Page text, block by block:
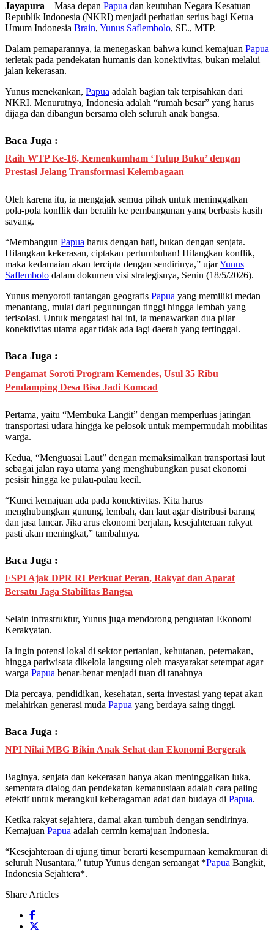
Jayapura – Masa depan Papua dan keutuhan Negara Kesatuan
Republik Indonesia (NKRI) menjadi perhatian serius bagi Ketua
Umum Indonesia Brain, Yunus Saflembolo, SE., MTP.
Dalam pemaparannya, ia menegaskan bahwa kunci kemajuan Papua
terletak pada pendekatan humanis dan konektivitas, bukan melalui
jalan kekerasan.
Yunus menekankan, Papua adalah bagian tak terpisahkan dari
NKRI. Menurutnya, Indonesia adalah “rumah besar” yang harus
dijaga dan dibangun bersama oleh seluruh anak bangsa.
Baca Juga :
Raih WTP Ke-16, Kemenkumham ‘Tutup Buku’ dengan
Prestasi Jelang Transformasi Kelembagaan
Oleh karena itu, ia mengajak semua pihak untuk meninggalkan
pola-pola konflik dan beralih ke pembangunan yang berbasis kasih
sayang.
“Membangun Papua harus dengan hati, bukan dengan senjata.
Hilangkan kekerasan, ciptakan pertumbuhan! Hilangkan konflik,
maka kedamaian akan tercipta dengan sendirinya,” ujarYunus
Saflembolo dalam dokumen visi strategisnya, Senin (18/5/2026).
Yunus menyoroti tantangan geografis Papua yang memiliki medan
menantang, mulai dari pegunungan tinggi hingga lembah yang
terisolasi. Untuk mengatasi hal ini, ia menawarkan dua pilar
konektivitas utama agar tidak ada lagi daerah yang tertinggal.
Baca Juga :
Pengamat Soroti Program Kemendes, Usul 35 Ribu
Pendamping Desa Bisa Jadi Komcad
Pertama, yaitu “Membuka Langit” dengan memperluas jaringan
transportasi udara hingga ke pelosok untuk mempermudah mobilitas
warga.
Kedua, “Menguasai Laut” dengan memaksimalkan transportasi laut
sebagai jalan raya utama yang menghubungkan pusat ekonomi
pesisir hingga ke pulau-pulau kecil.
“Kunci kemajuan ada pada konektivitas. Kita harus
menghubungkan gunung, lembah, dan laut agar distribusi barang
dan jasa lancar. Jika arus ekonomi berjalan, kesejahteraan rakyat
pasti akan meningkat,” tambahnya.
Baca Juga :
FSPI Ajak DPR RI Perkuat Peran, Rakyat dan Aparat
Bersatu Jaga Stabilitas Bangsa
Selain infrastruktur, Yunus juga mendorong penguatan Ekonomi
Kerakyatan.
Ia ingin potensi lokal di sektor pertanian, kehutanan, peternakan,
hingga pariwisata dikelola langsung oleh masyarakat setempat agar
warga Papua benar-benar menjadi tuan di tanahnya
Dia percaya, pendidikan, kesehatan, serta investasi yang tepat akan
melahirkan generasi muda Papua yang berdaya saing tinggi.
Baca Juga :
NPI Nilai MBG Bikin Anak Sehat dan Ekonomi Bergerak
Baginya, senjata dan kekerasan hanya akan meninggalkan luka,
sementara dialog dan pendekatan kemanusiaan adalah cara paling
efektif untuk merangkul keberagaman adat dan budaya di Papua.
Ketika rakyat sejahtera, damai akan tumbuh dengan sendirinya.
Kemajuan Papua adalah cermin kemajuan Indonesia.
“Kesejahteraan di ujung timur berarti kesempurnaan kemakmuran di
seluruh Nusantara,” tutup Yunus dengan semangat *Papua Bangkit,
Indonesia Sejahtera*.
Share Articles